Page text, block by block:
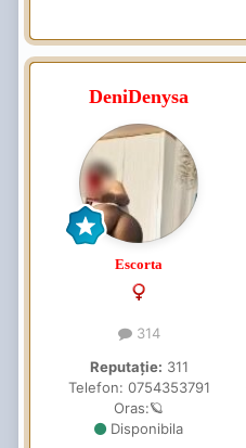
DeniDenysa
Escorta
314
Reputație: 311
Telefon: 0754353791
Oras:🪐
Disponibila